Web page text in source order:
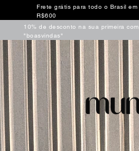
Frete grátis para todo o Brasil em
R$600
10% de desconto na sua primeira
"boasvindas"